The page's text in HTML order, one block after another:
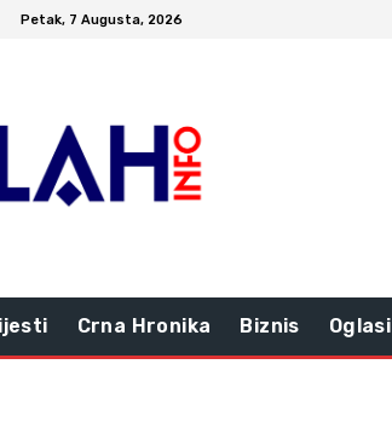
Petak, 7 Augusta, 2026
Crna Hronika Biznis Oglasi